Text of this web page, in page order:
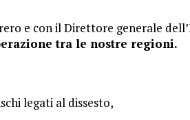
e con il Direttore generale
tra le nostre regioni.
legati al dissesto,